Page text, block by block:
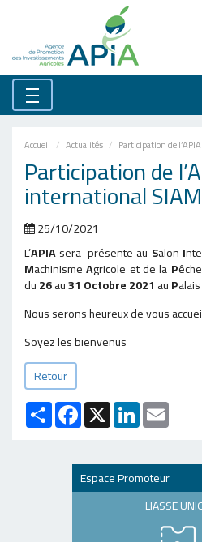
Accueil Actualités Participation de
Participation de
international
25/10/2021
L’APIAsera présente au Salon I
MachinismeAgricole et de la Pêche
du26au31 Octobre 2021 auP
Nous serons heureux de vous
Soyez les bienvenus
Retour
PartagerFacebook
X LinkedIn
Espace Promoteur
LIASSE